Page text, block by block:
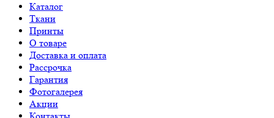
Каталог
Ткани
Принты
О товаре
Доставка и оплата
Рассрочка
Гарантия
Фотогалерея
Акции